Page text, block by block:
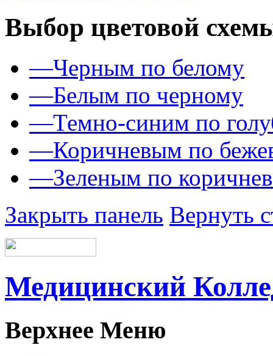
Выбор цветовой
—Черным по белому
—Белым по черному
—Темно-синим по
—Коричневым по
—Зеленым по
Закрыть панель Вернуть
Медицинский
Верхнее Меню